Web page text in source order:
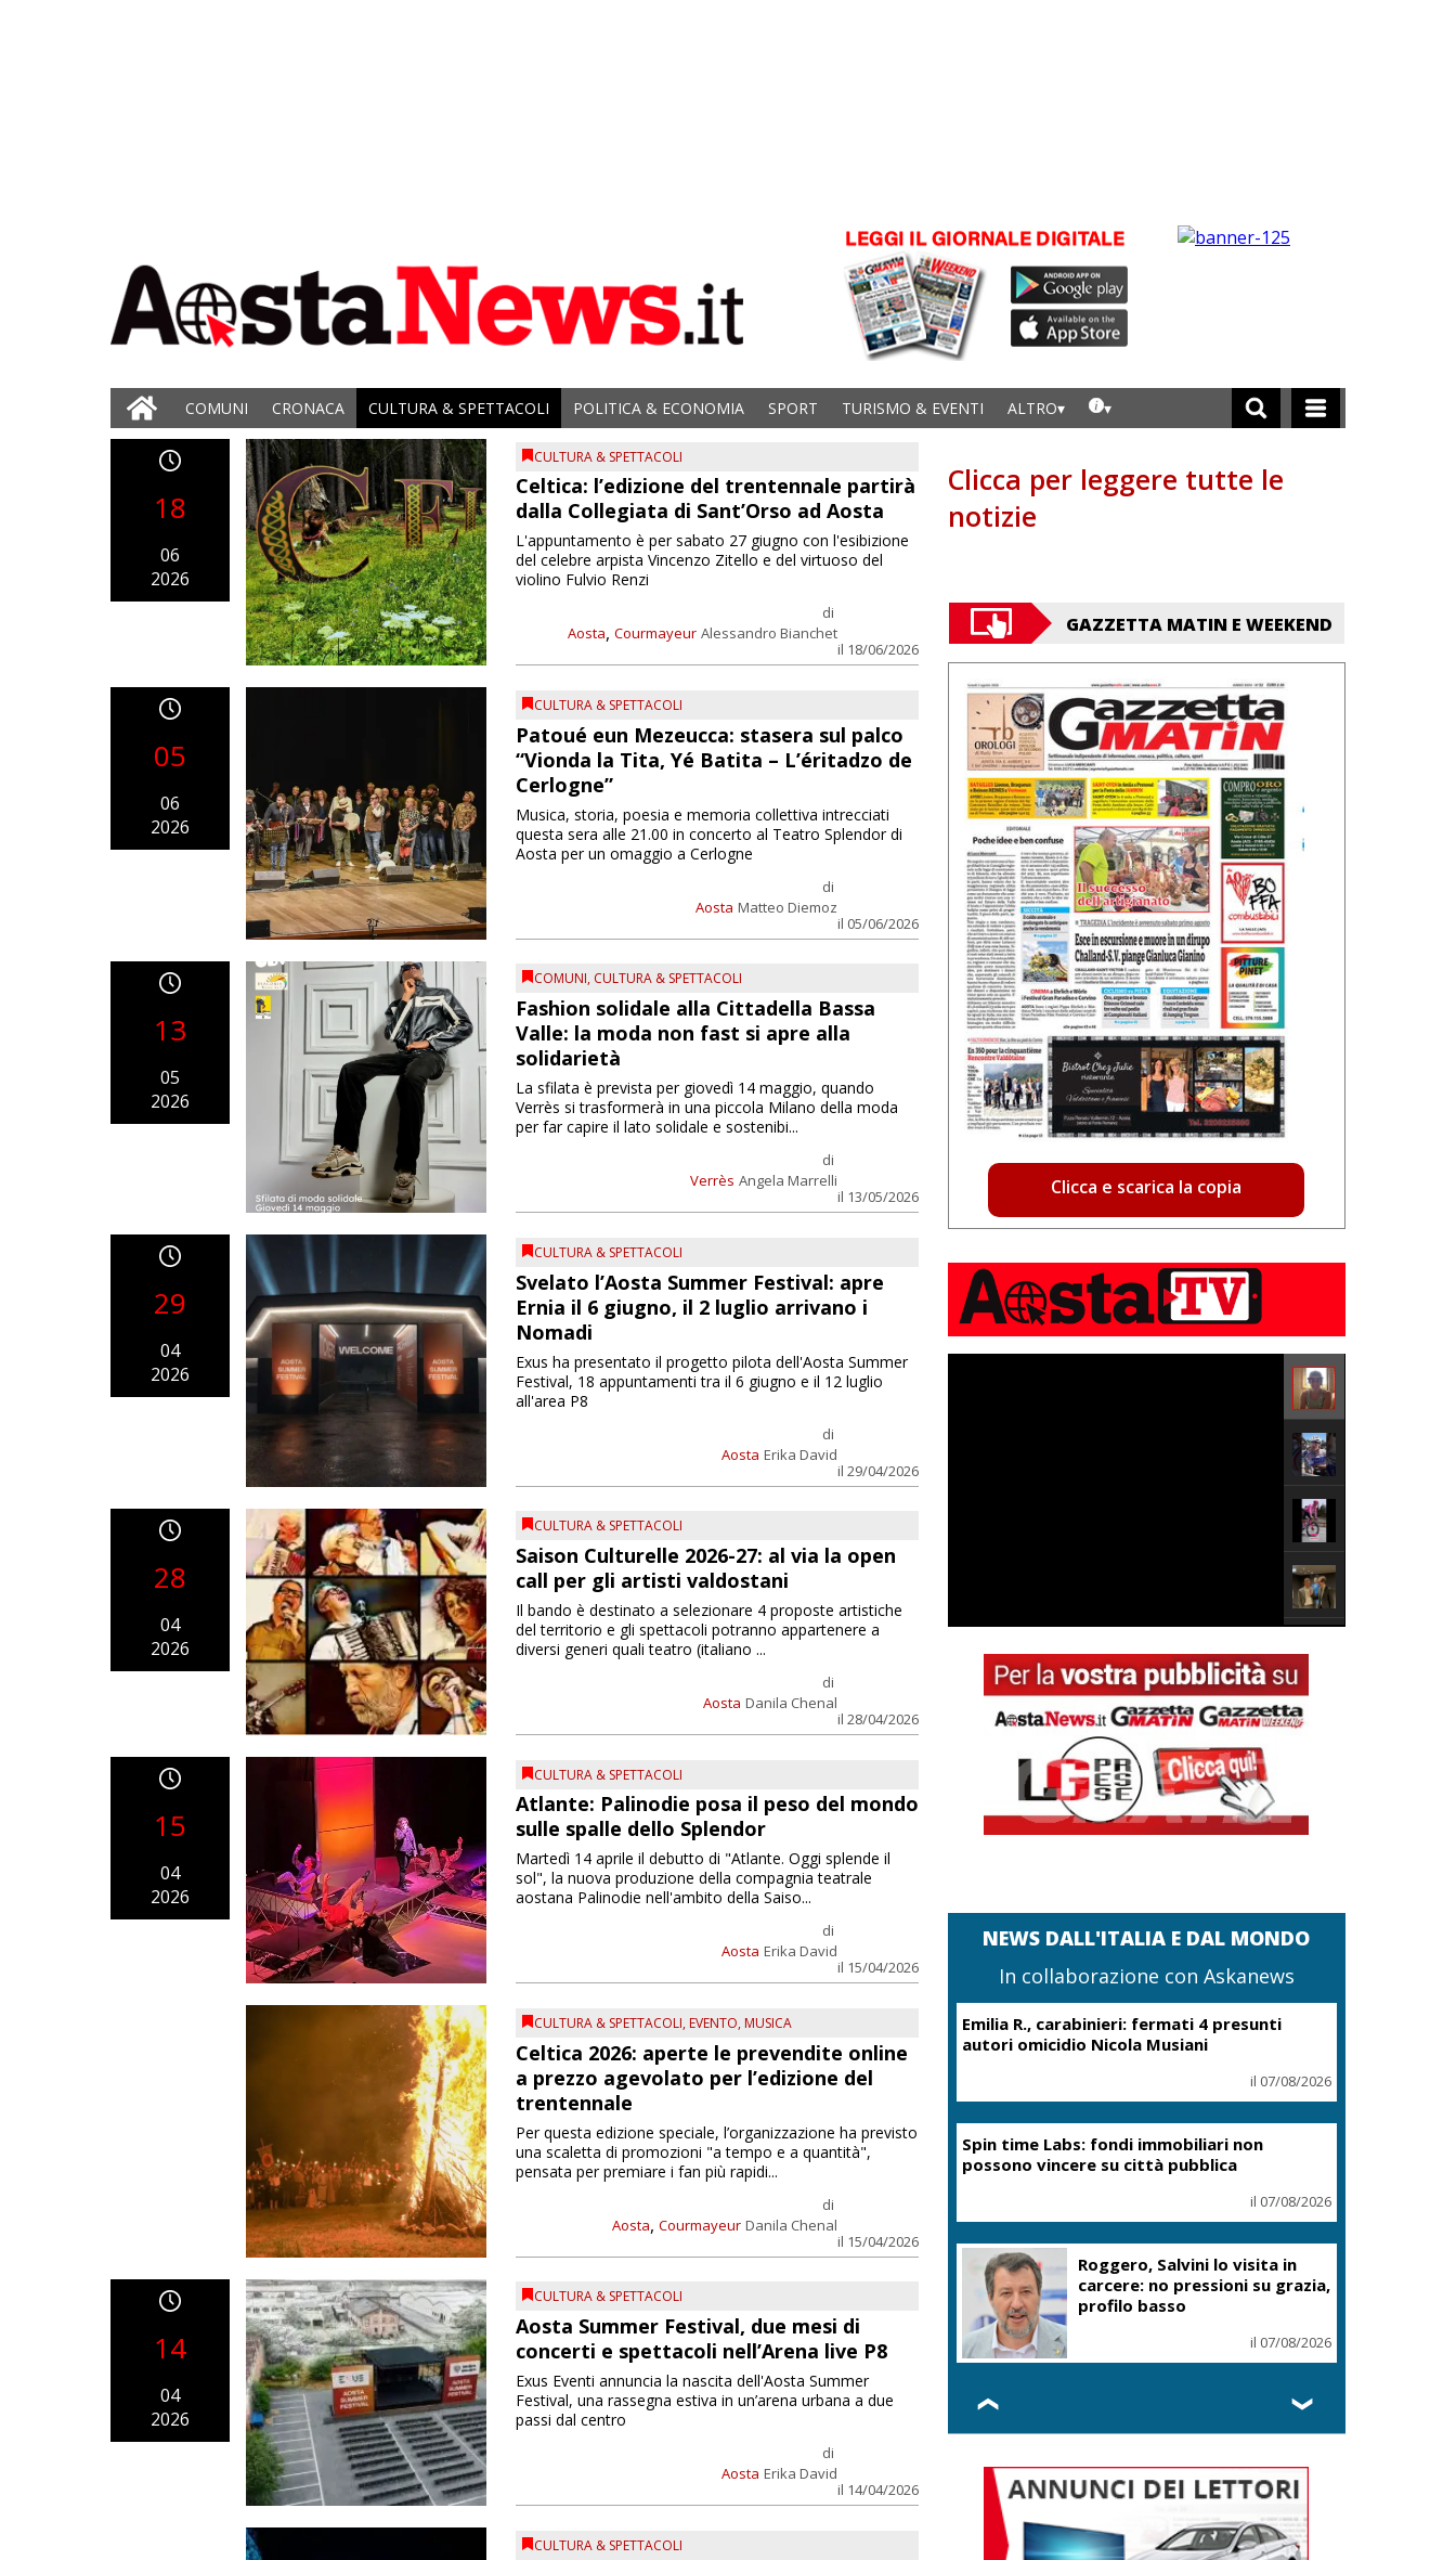
COMUNI CRONACA CULTURA & SPETTACOLI POLITICA & ECONOMIA SPORT TURISMO & EVENTI ALTRO
18
06
2026
CULTURA & SPETTACOLI
Celtica: l’edizione del trentennale partirà
dalla Collegiata di Sant’Orso ad Aosta
Aosta, Courmayeur
di
Alessandro Bianchet
il 18/06/2026
L'appuntamento è per sabato 27 giugno con l'esibizione
del celebre arpista Vincenzo Zitello e del virtuoso del
violino Fulvio Renzi
05
06
2026
CULTURA & SPETTACOLI
Patoué eun Mezeucca: stasera sul palco
“Vionda la Tita, Yé Batita – L’éritadzo de
Cerlogne”
Aosta
di
Matteo Diemoz
il 05/06/2026
Musica, storia, poesia e memoria collettiva intrecciati
questa sera alle 21.00 in concerto al Teatro Splendor di
Aosta per un omaggio a Cerlogne
13
05
2026
COMUNI, CULTURA & SPETTACOLI
Fashion solidale alla Cittadella Bassa
Valle: la moda non fast si apre alla
solidarietà
Verrès
di
Angela Marrelli
il 13/05/2026
La sfilata è prevista per giovedì 14 maggio, quando
Verrès si trasformerà in una piccola Milano della moda
per far capire il lato solidale e sostenibi...
29
04
2026
CULTURA & SPETTACOLI
Svelato l’Aosta Summer Festival: apre
Ernia il 6 giugno, il 2 luglio arrivano i
Nomadi
Aosta
di
Erika David
il 29/04/2026
Exus ha presentato il progetto pilota dell'Aosta Summer
Festival, 18 appuntamenti tra il 6 giugno e il 12 luglio
all'area P8
28
04
2026
CULTURA & SPETTACOLI
Saison Culturelle 2026-27: al via la open
call per gli artisti valdostani
Aosta
di
Danila Chenal
il 28/04/2026
Il bando è destinato a selezionare 4 proposte artistiche
del territorio e gli spettacoli potranno appartenere a
diversi generi quali teatro (italiano ...
15
04
2026
CULTURA & SPETTACOLI
Atlante: Palinodie posa il peso del mondo
sulle spalle dello Splendor
Aosta
di
Erika David
il 15/04/2026
Martedì 14 aprile il debutto di "Atlante. Oggi splende il
sol", la nuova produzione della compagnia teatrale
aostana Palinodie nell'ambito della Saiso...
CULTURA & SPETTACOLI, EVENTO, MUSICA
Celtica 2026: aperte le prevendite online
a prezzo agevolato per l’edizione del
trentennale
Aosta, Courmayeur
di
Danila Chenal
il 15/04/2026
Per questa edizione speciale, l’organizzazione ha previsto
una scaletta di promozioni "a tempo e a quantità",
pensata per premiare i fan più rapidi...
14
04
2026
CULTURA & SPETTACOLI
Aosta Summer Festival, due mesi di
concerti e spettacoli nell’Arena live P8
Aosta
di
Erika David
il 14/04/2026
Exus Eventi annuncia la nascita dell'Aosta Summer
Festival, una rassegna estiva in un’arena urbana a due
passi dal centro
CULTURA & SPETTACOLI
Clicca per leggere tutte le
notizie
GAZZETTA MATIN E WEEKEND
Clicca e scarica la copia
NEWS DALL'ITALIA E DAL MONDO
In collaborazione con Askanews
Emilia R., carabinieri: fermati 4 presunti
autori omicidio Nicola Musiani
il 07/08/2026
Spin time Labs: fondi immobiliari non
possono vincere su città pubblica
il 07/08/2026
Roggero, Salvini lo visita in
carcere: no pressioni su grazia,
profilo basso
il 07/08/2026
❮ ❯